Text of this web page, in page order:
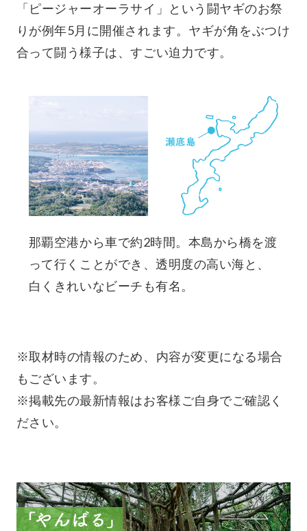
「ピージャーオーラサイ」という闘ヤギのお祭
りが例年5月に開催されます。ヤギが角をぶつけ
合って闘う様子は、すごい迫力です。
那覇空港から車で約2時間。本島から橋を渡
って行くことができ、透明度の高い海と、
白くきれいなビーチも有名。
※取材時の情報のため、内容が変更になる場合
もございます。
※掲載先の最新情報はお客様ご自身でご確認く
ださい。